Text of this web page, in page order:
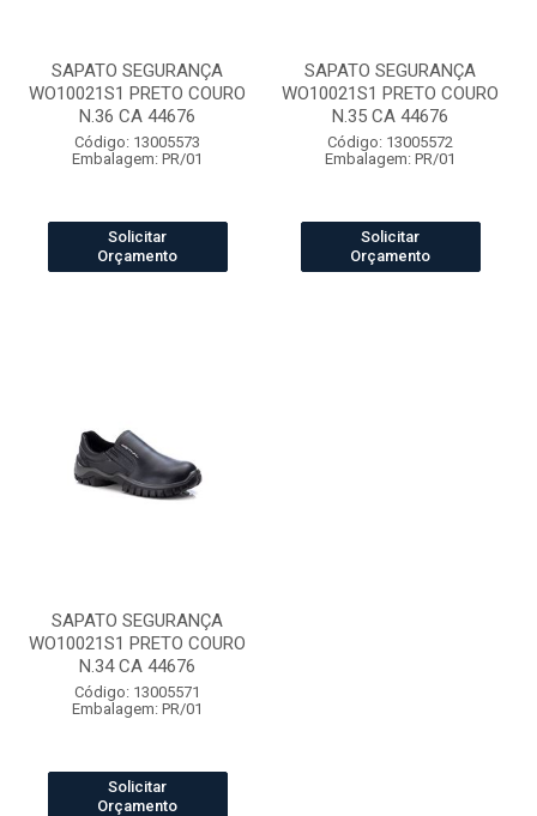
SAPATO SEGURANÇA
WO10021S1 PRETO COURO
N.36 CA 44676
Código: 13005573
Embalagem: PR/01
Solicitar
Orçamento
SAPATO SEGURANÇA
WO10021S1 PRETO COURO
N.35 CA 44676
Código: 13005572
Embalagem: PR/01
Solicitar
Orçamento
SAPATO SEGURANÇA
WO10021S1 PRETO COURO
N.34 CA 44676
Código: 13005571
Embalagem: PR/01
Solicitar
Orçamento